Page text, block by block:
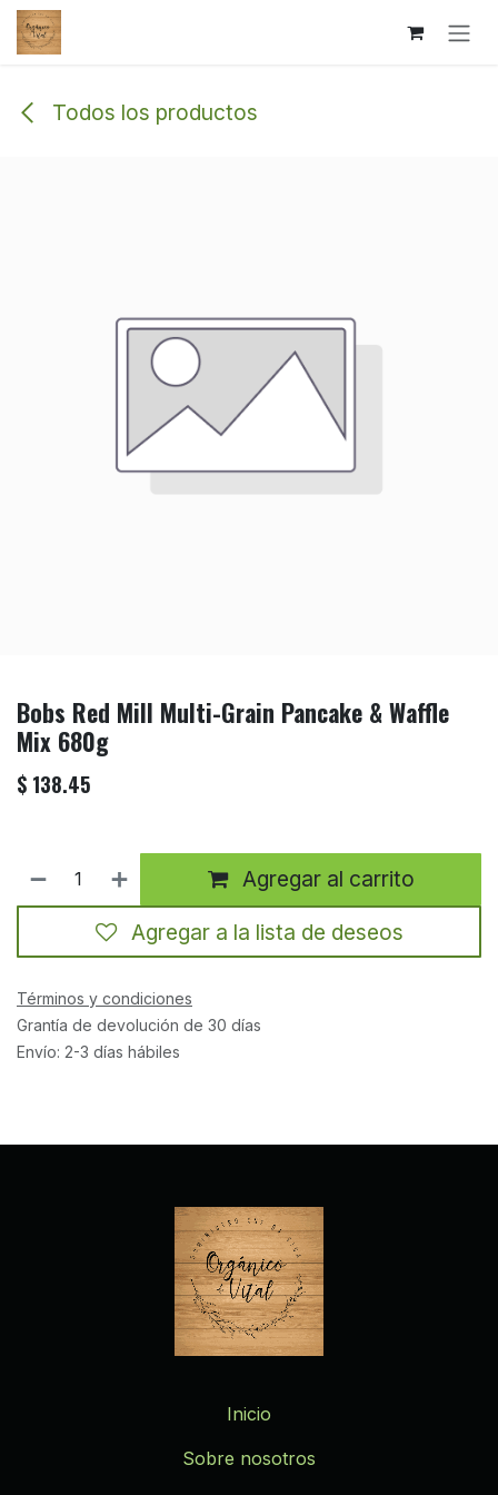
Ir al contenido
Todos los productos
Bobs Red Mill Multi-Grain Pancake & Waffle
Mix 680g
$ 138.45
Agregar al carrito
Agregar a la lista de deseos
Términos y condiciones
Grantía de devolución de 30 días
Envío: 2-3 días hábiles
Inicio
Sobre nosotros